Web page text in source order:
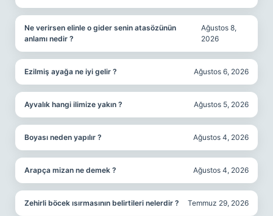
Ne verirsen elinle o gider senin atasözünün
anlamı nedir ?
Ağustos 8,
2026
Ezilmiş ayağa ne iyi gelir ? Ağustos 6, 2026
Ayvalık hangi ilimize yakın ? Ağustos 5, 2026
Boyası neden yapılır ? Ağustos 4, 2026
Arapça mizan ne demek ? Ağustos 4, 2026
Zehirli böcek ısırmasının belirtileri nelerdir ? Temmuz 29, 2026